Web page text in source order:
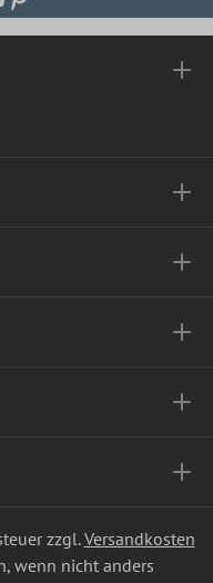
zzgl.Versandkosten
wenn nicht anders